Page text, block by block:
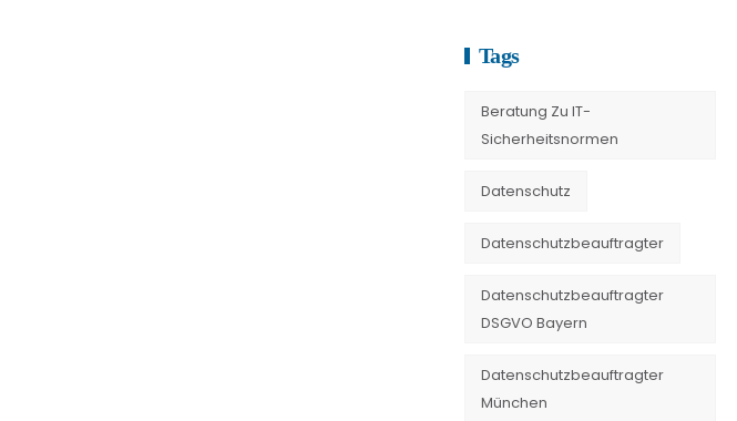
Tags
Beratung Zu IT-
Sicherheitsnormen
Datenschutz
Datenschutzbeauftragter
Datenschutzbeauftragter
DSGVO Bayern
Datenschutzbeauftragter
München